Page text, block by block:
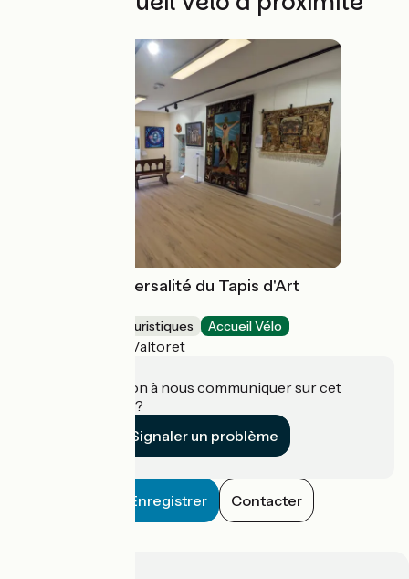
Musée de l'Universalité du Tapis d'Art
Musées et sites touristiques Accueil Vélo
Saint-Amans-Valtoret
Une information à nous communiquer sur cet
établissement ?
Signaler un problème
Enregistrer Contacter